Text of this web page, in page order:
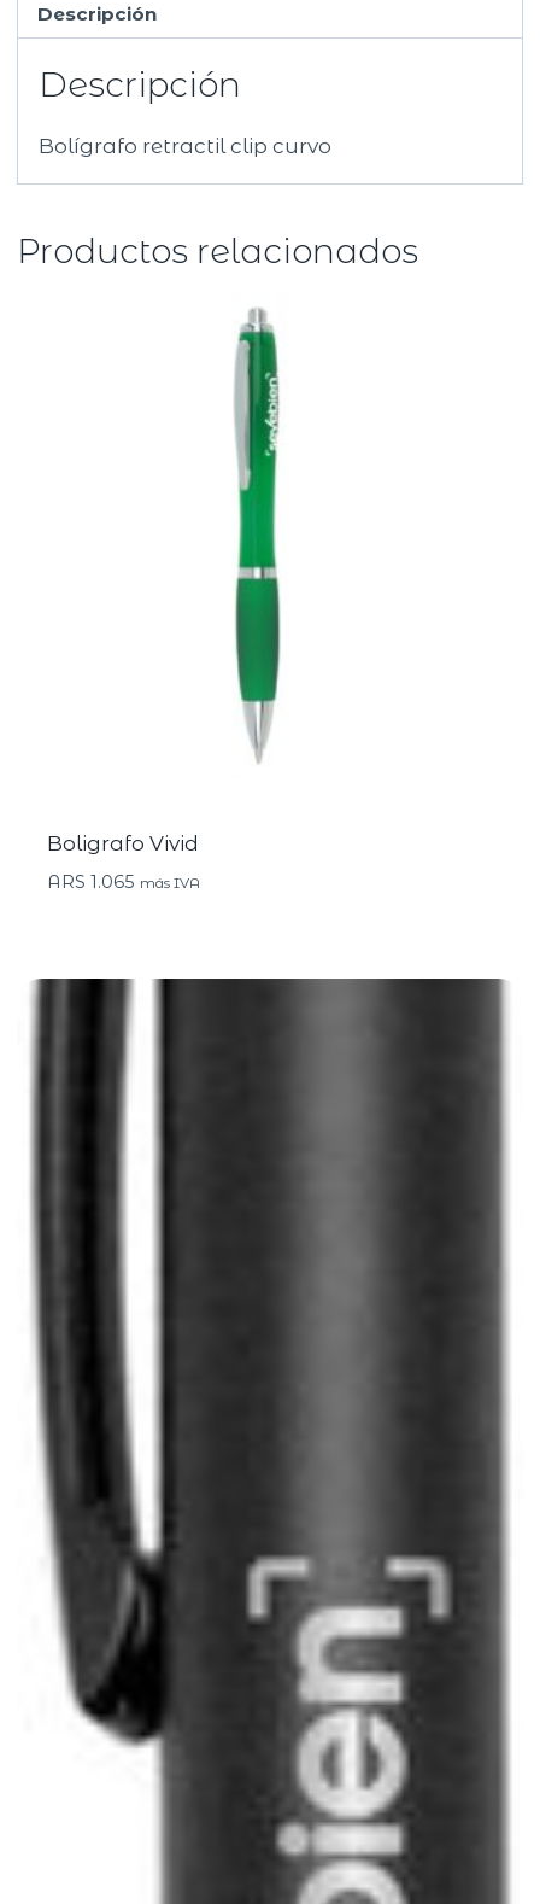
Descripción
Descripción
Bolígrafo retractil clip curvo
Productos relacionados
Boligrafo Vivid
ARS 1.065 más IVA